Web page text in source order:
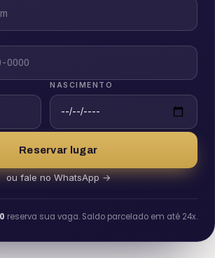
NASCIMENTO
Reservar lugar
ou fale no WhatsApp →
reserva sua vaga. Saldo parcelado em até 24x.